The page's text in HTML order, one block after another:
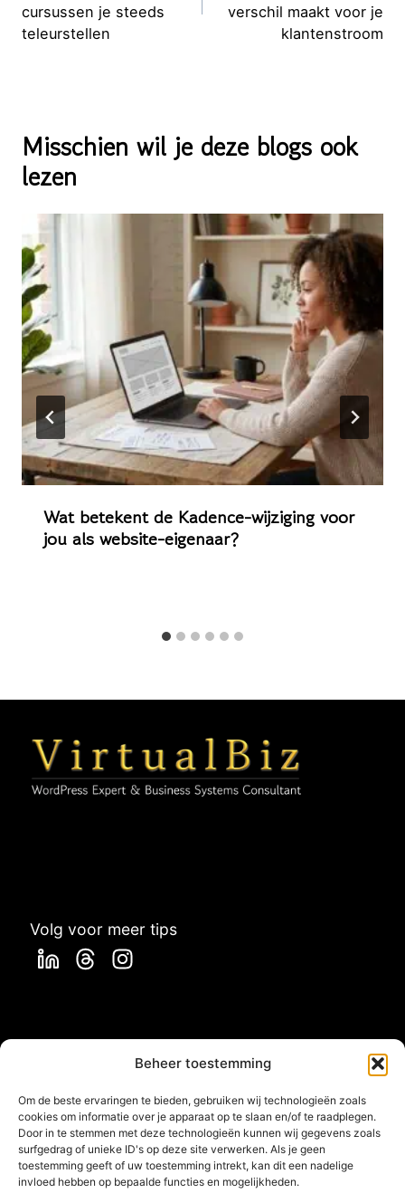
Beheer toestemming
Om de beste ervaringen te bieden, gebruiken wij technologieën zoals
cookies om informatie over je apparaat op te slaan en/of te raadplegen.
Door in te stemmen met deze technologieën kunnen wij gegevens zoals
surfgedrag of unieke ID's op deze site verwerken. Als je geen
toestemming geeft of uw toestemming intrekt, kan dit een nadelige
invloed hebben op bepaalde functies en mogelijkheden.
cursussen je steeds
teleurstellen
verschil maakt voor je
klantenstroom
Misschien wil je deze blogs ook
lezen
Wat betekent de Kadence-wijziging voor
jou als website-eigenaar?
Volg voor meer tips
“Plans are nothing, planning is
everything”